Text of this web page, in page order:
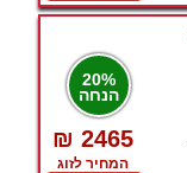
20%
הנחה
₪ 2465
המחיר לזוג